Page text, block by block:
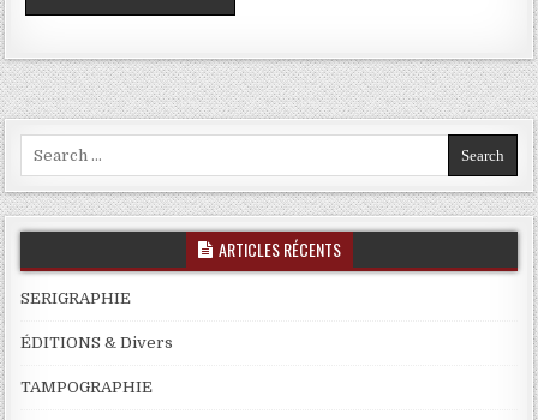
ARTICLES RÉCENTS
SERIGRAPHIE
ÉDITIONS & Divers
TAMPOGRAPHIE